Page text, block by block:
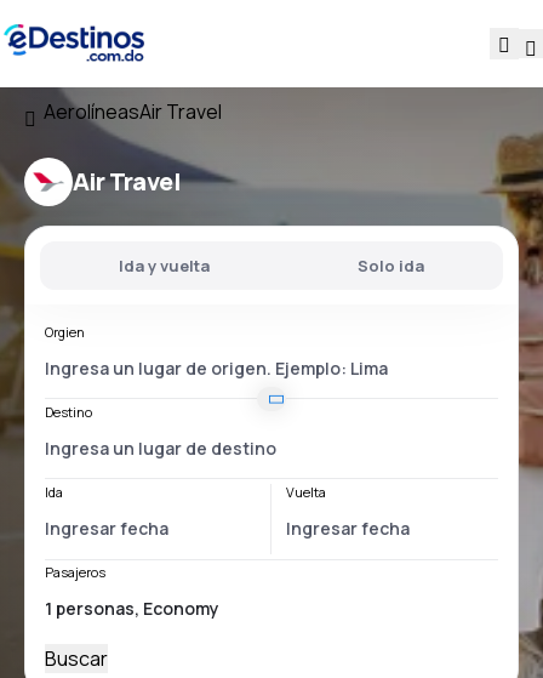
AerolíneasAir Travel
Air Travel
Ida y vuelta Solo ida
Orgien
Destino
Ida Vuelta
Pasajeros
Buscar